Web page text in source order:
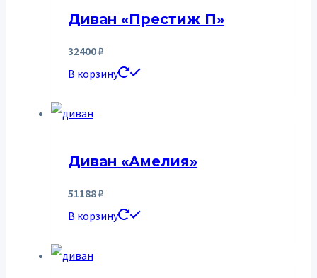
Диван «Престиж П»
32400₽
В корзину
Диван «Амелия»
51188₽
В корзину